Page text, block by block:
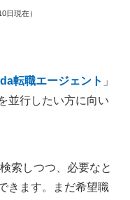
日現在）
転職エージェント 」
並行したい方に向い
索しつつ、必要なと
きます。まだ希望職